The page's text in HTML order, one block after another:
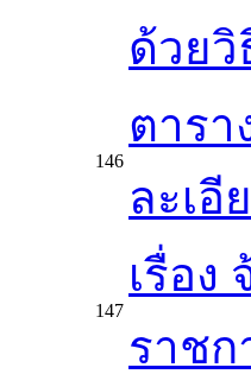
ด้วยวิ
146
ตารา
ละเอี
147
เรื่อง
ราชก